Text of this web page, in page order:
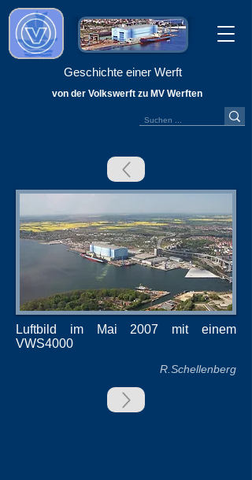
Geschichte einer Werft
von der Volkswerft zu MV Werften
Luftbild im Mai 2007 mit einem
VWS4000
R.Schellenberg